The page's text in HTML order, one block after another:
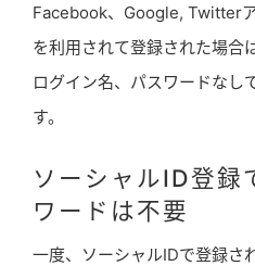
Facebook、Google, Twitter
を利用されて登録された場合
ログイン名、パスワードなし
す。
ソーシャルID登録
ワードは不要
一度、ソーシャルIDで登録さ